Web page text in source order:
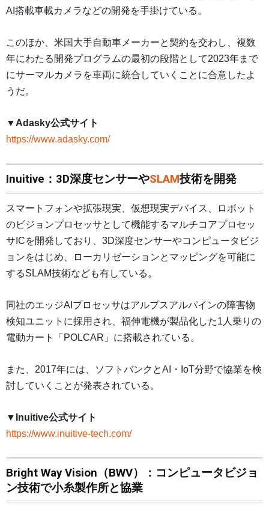
AI搭載車載カメラなどの開発を手掛けている。
このほか、米国大手自動車メーカーと契約を交わし、複数
年にわたる開発プログラムの最初の段階として2023年まで
にサーマルカメラを車両に統合していくことに合意したよ
うだ。
▼Adasky公式サイト
https://www.adasky.com/
Inuitive：3D深度センサーやSLAM技術を開発
スマートフォンや拡張現実、仮想現実デバイス、ロボット
のビジョンプロセッサとして機能するマルチコアプロセッ
サICを開発しており、3D深度センサーやコンピュータビジ
ョンをはじめ、ローカリゼーションとマッピングを可能に
するSLAM技術なども有している。
同社のエッジAIプロセッサはアルプスアルパインの障害物
検知ユニットに採用され、福伸電機が製品化した1人乗りの
電動カート「POLCAR」に搭載されている。
また、2017年には、ソフトバンクとAI・IoT分野で協業を検
討していくことが発表されている。
▼Inuitive公式サイト
https://www.inuitive-tech.com/
Bright Way Vision（BWV）：コンピュータビジョ
ン技術で小糸製作所と協業